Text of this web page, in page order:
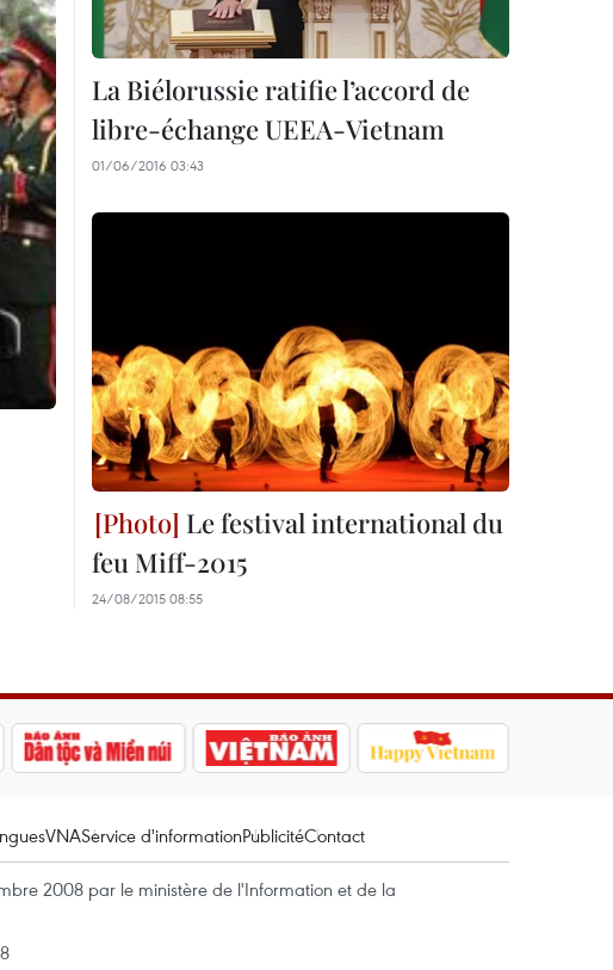
La Biélorussie ratifie l’accord de
libre-échange UEEA-Vietnam
01/06/2016 03:43
Le festival international du
feu Miff-2015
24/08/2015 08:55
VNAService d'informationPublicitéContact
2008 par le ministère de l'Information et de la